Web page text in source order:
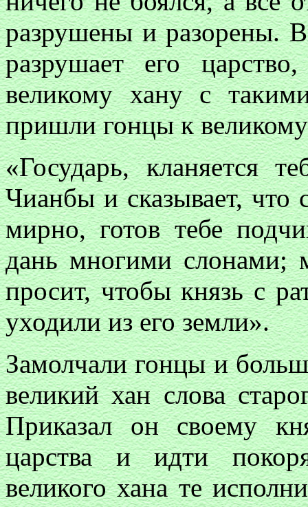
разрушены и разорены.
разрушает его
великому хану с
пришли гонцы к
«Государь, кланяется
Чианбы и сказывает, что
мирно, готов тебе
дань многими
просит, чтобы князь с
уходили из его земли».
Замолчали гонцы и
великий хан слова
Приказал он своему
царства и идти
великого хана те